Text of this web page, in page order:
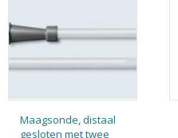
Maagsonde, distaal
gesloten met twee